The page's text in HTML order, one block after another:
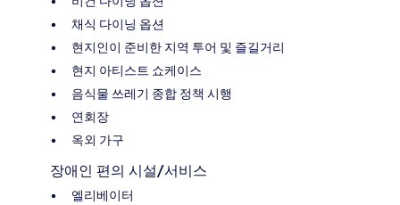
채식 다이닝 옵션
현지인이 준비한 지역 투어 및 즐길거리
현지 아티스트 쇼케이스
음식물 쓰레기 종합 정책 시행
연회장
옥외 가구
장애인 편의 시설/서비스
엘리베이터